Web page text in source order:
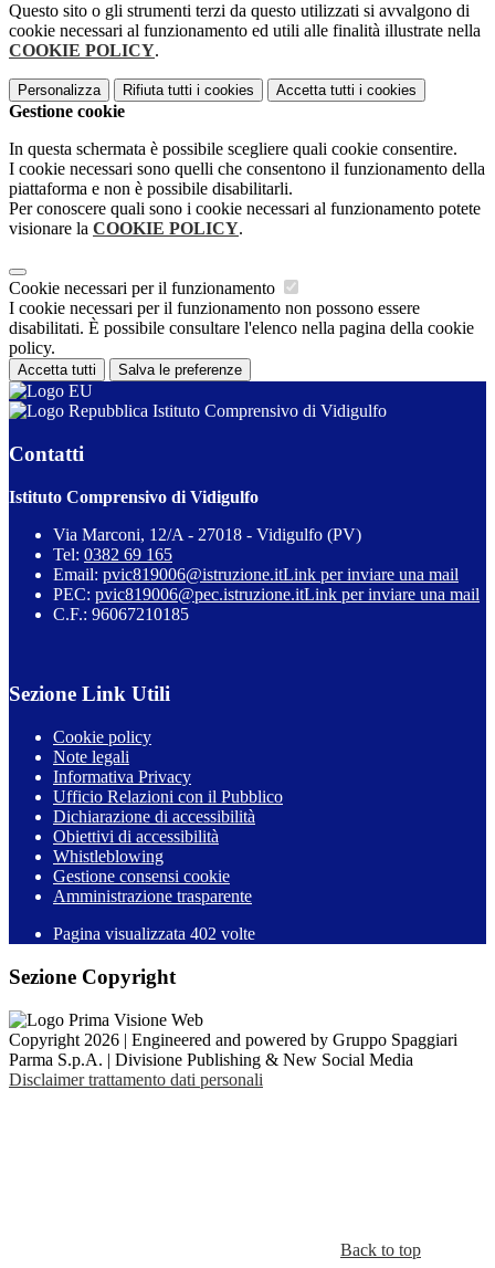
Questo sito o gli strumenti terzi da questo utilizzati si avvalgono di
cookie necessari al funzionamento ed utili alle finalità illustrate nella
COOKIE POLICY.
Personalizza Rifiuta tutti i cookies Accetta tutti i cookies
Gestione cookie
In questa schermata è possibile scegliere quali cookie consentire.
I cookie necessari sono quelli che consentono il funzionamento della
piattaforma e non è possibile disabilitarli.
Per conoscere quali sono i cookie necessari al funzionamento potete
visionare la COOKIE POLICY.
Cookie necessari per il funzionamento
I cookie necessari per il funzionamento non possono essere
disabilitati. È possibile consultare l'elenco nella pagina della cookie
policy.
Accetta tutti Salva le preferenze
Istituto Comprensivo di Vidigulfo
Contatti
Istituto Comprensivo di Vidigulfo
Via Marconi, 12/A - 27018 - Vidigulfo (PV)
Tel: 0382 69 165
Email: pvic819006@istruzione.itLink per inviare una mail
PEC: pvic819006@pec.istruzione.itLink per inviare una mail
C.F.: 96067210185
Sezione Link Utili
Cookie policy
Note legali
Informativa Privacy
Ufficio Relazioni con il Pubblico
Dichiarazione di accessibilità
Obiettivi di accessibilità
Whistleblowing
Gestione consensi cookie
Amministrazione trasparente
Pagina visualizzata 402 volte
Sezione Copyright
Copyright 2026 | Engineered and powered by Gruppo Spaggiari
Parma S.p.A. | Divisione Publishing & New Social Media
Disclaimer trattamento dati personali
Back to top